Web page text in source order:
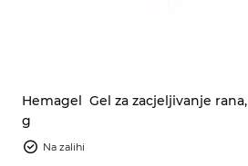
Hemagel Gel za zacjeljivanje
g
Na zalihi